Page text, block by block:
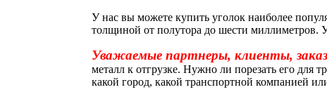
У нас вы можете купить уголок наиболее
толщиной от полутора до шести миллиметров.
Уважаемые партнеры, клиенты,
металл к отгрузке. Нужно ли порезать его для
какой город, какой транспортной компанией